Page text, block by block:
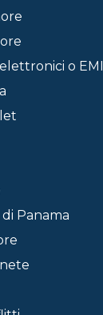
o EMI
Panama